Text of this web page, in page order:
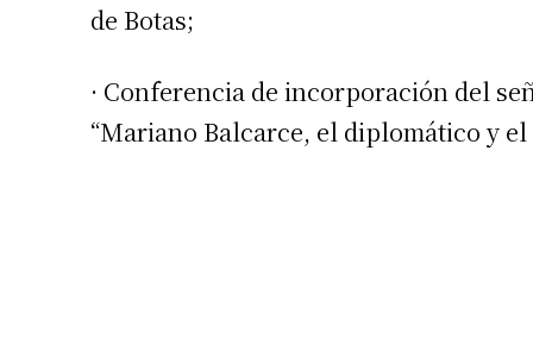
de Botas;
· Conferencia de incorporación del
“Mariano Balcarce, el diplomático y el